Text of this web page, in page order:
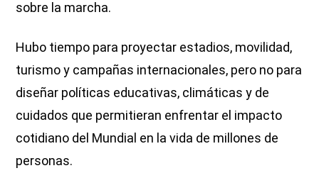
sobre la marcha.
Hubo tiempo para proyectar estadios, movilidad,
turismo y campañas internacionales, pero no para
diseñar políticas educativas, climáticas y de
cuidados que permitieran enfrentar el impacto
cotidiano del Mundial en la vida de millones de
personas.